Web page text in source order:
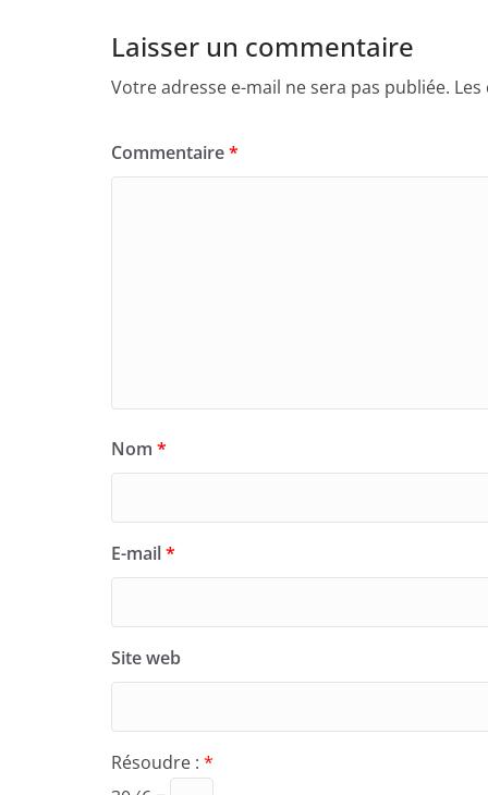
Laisser un commentaire
Votre adresse e-mail ne sera pas publiée.
Commentaire*
Nom *
E-mail*
Site web
Résoudre : *